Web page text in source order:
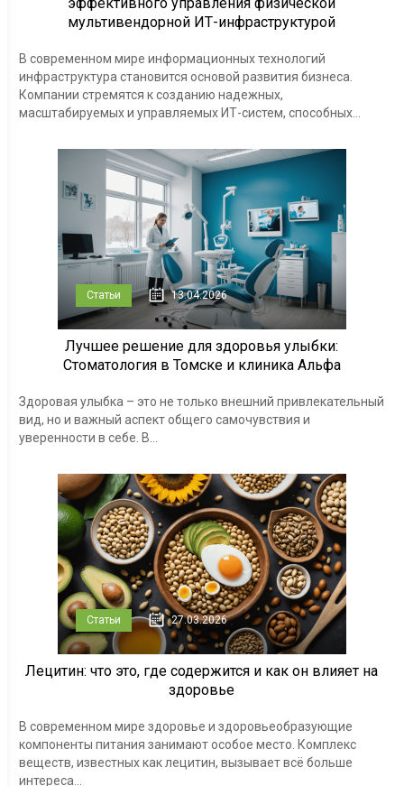
мультивендорной ИТ-инфраструктурой
В современном мире информационных технологий
инфраструктура становится основой развития бизнеса.
Компании стремятся к созданию надежных,
масштабируемых и управляемых ИТ-систем, способных...
Статьи 13.04.2026
Лучшее решение для здоровья улыбки:
Стоматология в Томске и клиника Альфа
Здоровая улыбка – это не только внешний привлекательный
вид, но и важный аспект общего самочувствия и
уверенности в себе. В...
Статьи 27.03.2026
Лецитин: что это, где содержится и как он влияет на
здоровье
В современном мире здоровье и здоровьеобразующие
компоненты питания занимают особое место. Комплекс
веществ, известных как лецитин, вызывает всё больше
интереса...